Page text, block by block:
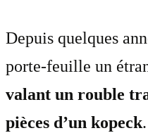
Depuis quelques
porte-feuille un
valant un rouble
pièces d’un kopeck